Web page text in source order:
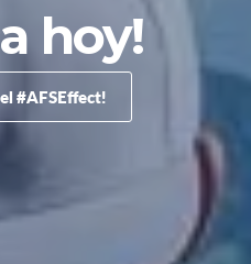
hoy!
#AFSEffect!